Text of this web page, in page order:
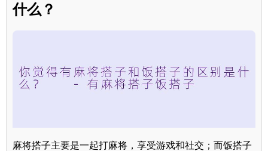
什么？
麻将搭子主要是一起打麻将，享受游戏和社交；而饭搭子